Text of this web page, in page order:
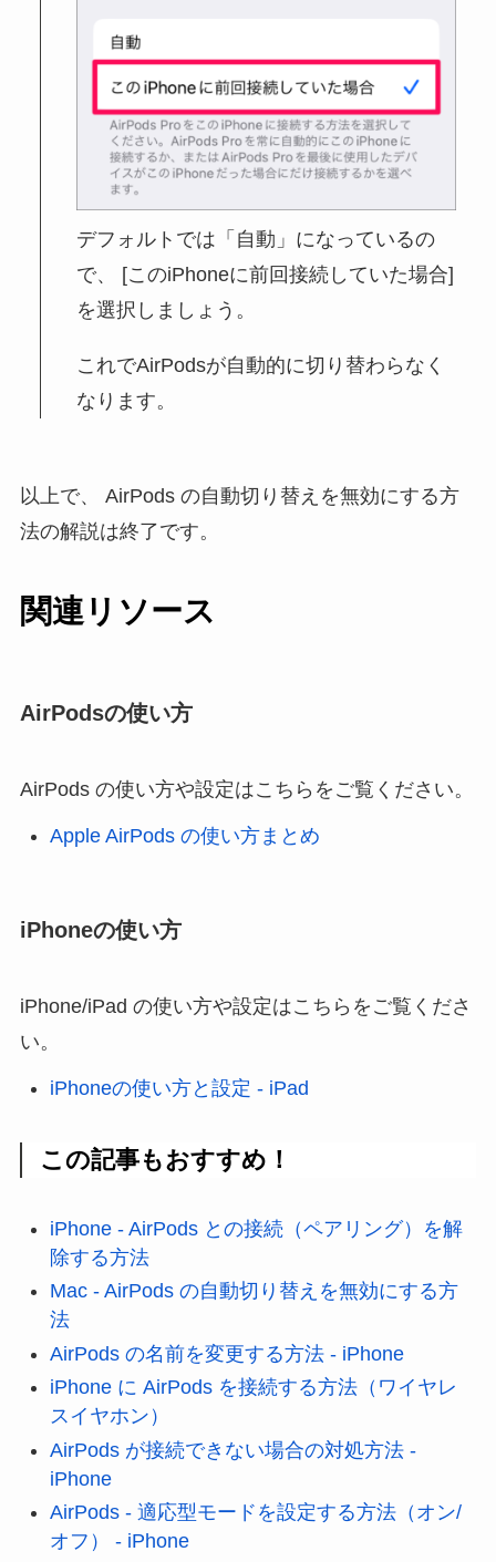
デフォルトでは「自動」になっているの
で、 [このiPhoneに前回接続していた場合]
を選択しましょう。
これでAirPodsが自動的に切り替わらなく
なります。
以上で、 AirPods の自動切り替えを無効にする方
法の解説は終了です。
関連リソース
AirPodsの使い方
AirPods の使い方や設定はこちらをご覧ください。
Apple AirPods の使い方まとめ
iPhoneの使い方
iPhone/iPad の使い方や設定はこちらをご覧くださ
い。
iPhoneの使い方と設定 - iPad
この記事もおすすめ！
iPhone - AirPods との接続（ペアリング）を解
除する方法
Mac - AirPods の自動切り替えを無効にする方
法
AirPods の名前を変更する方法 - iPhone
iPhone に AirPods を接続する方法（ワイヤレ
スイヤホン）
AirPods が接続できない場合の対処方法 -
iPhone
AirPods - 適応型モードを設定する方法（オン/
オフ） - iPhone